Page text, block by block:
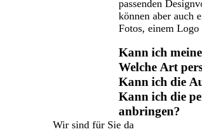
passenden
können aber auch
Fotos, einem
Kann ich
Welche Art
Kann ich die
Kann ich die
anbringen?
Wir sind für Sie da